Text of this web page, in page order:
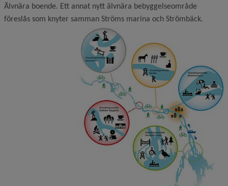
Älvnära boende. Ett annat nytt älvnära bebyggelseområde
föreslås som knyter samman Ströms marina och Strömbäck.